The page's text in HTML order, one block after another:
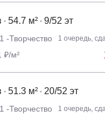
54.7 м² 9/52 эт
-Творчество 1 очередь,
₽/м²
51.3 м² 20/52 эт
-Творчество 1 очередь,